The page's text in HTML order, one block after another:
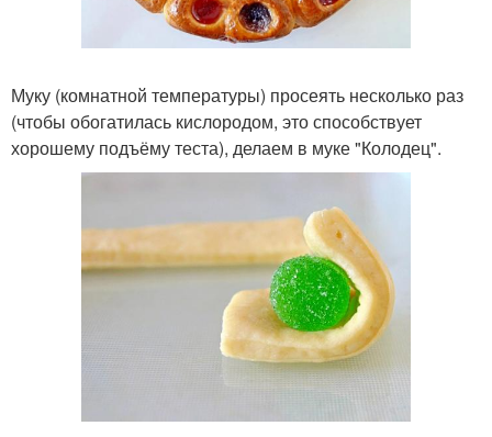
Муку (комнатной температуры) просеять несколько раз
(чтобы обогатилась кислородом, это способствует
хорошему подъёму теста), делаем в муке "Колодец".